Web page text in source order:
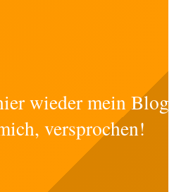
wieder mein
versprochen!